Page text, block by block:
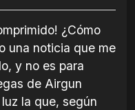
¿Cómo
una noticia que me
y no es para
de Airgun
la que, según